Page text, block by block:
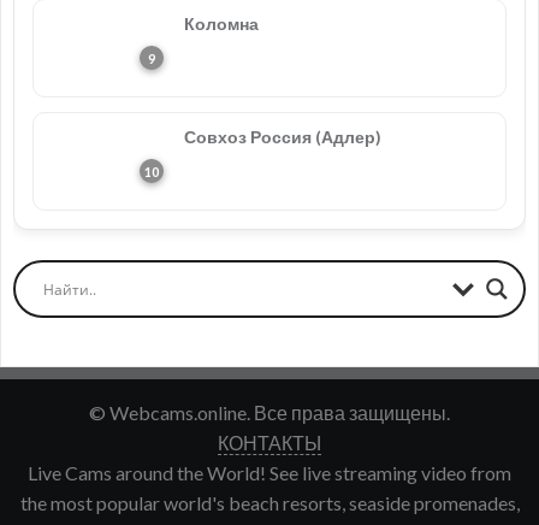
Коломна
Совхоз Россия (Адлер)
© Webcams.online. Все права защищены.
КОНТАКТЫ
Live Cams around the World! See live streaming video from
the most popular world's beach resorts, seaside promenades,